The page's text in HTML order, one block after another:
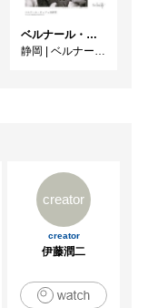
ベルナール・ビュフェと写真 ーカメラがとらえたビュフェとその時代、そして21 世紀へ
静岡 | ベルナール・ビュフェ美術館
creator
creator
伊藤潤二